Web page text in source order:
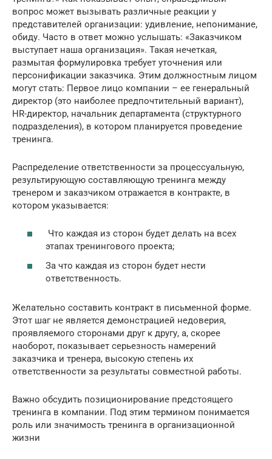
вопрос может вызывать различные реакции у
представителей организации: удивление, непонимание,
обиду. Часто в ответ можно услышать: «Заказчиком
выступает наша организация». Такая нечеткая,
размытая формулировка требует уточнения или
персонификации заказчика. Этим должностным лицом
могут стать: Первое лицо компании – ее генеральный
директор (это наиболее предпочтительный вариант),
HR-директор, начальник департамента (структурного
подразделения), в котором планируется проведение
тренинга.
Распределение ответственности за процессуальную,
результирующую составляющую тренинга между
тренером и заказчиком отражается в контракте, в
котором указывается:
Что каждая из сторон будет делать на всех
этапах тренингового проекта;
За что каждая из сторон будет нести
ответственность.
Желательно составить контракт в письменной форме.
Этот шаг не является демонстрацией недоверия,
проявляемого сторонами друг к другу, а, скорее
наоборот, показывает серьезность намерений
заказчика и тренера, высокую степень их
ответственности за результаты совместной работы.
Важно обсудить позиционирование предстоящего
тренинга в компании. Под этим термином понимается
роль или значимость тренинга в организационной
жизни